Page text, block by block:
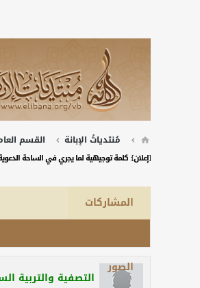
مُنتدياتُ الإبانة القسم
[إعلان]: كلمة توجيهية لما يجري في الساحة
المشاركات
الصور
التصفية والتربية